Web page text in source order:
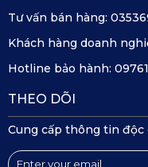
Tư vấn bán hàng:
Khách hàng doanh
Hotline bảo hành:
THEO DÕI
Cung cấp thông tin độc